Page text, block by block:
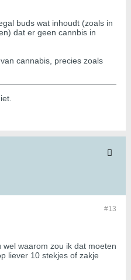
buds wat inhoudt (zoals in
dat er geen cannbis in
cannabis, precies zoals
#13
waarom zou ik dat moeten
liever 10 stekjes of zakje